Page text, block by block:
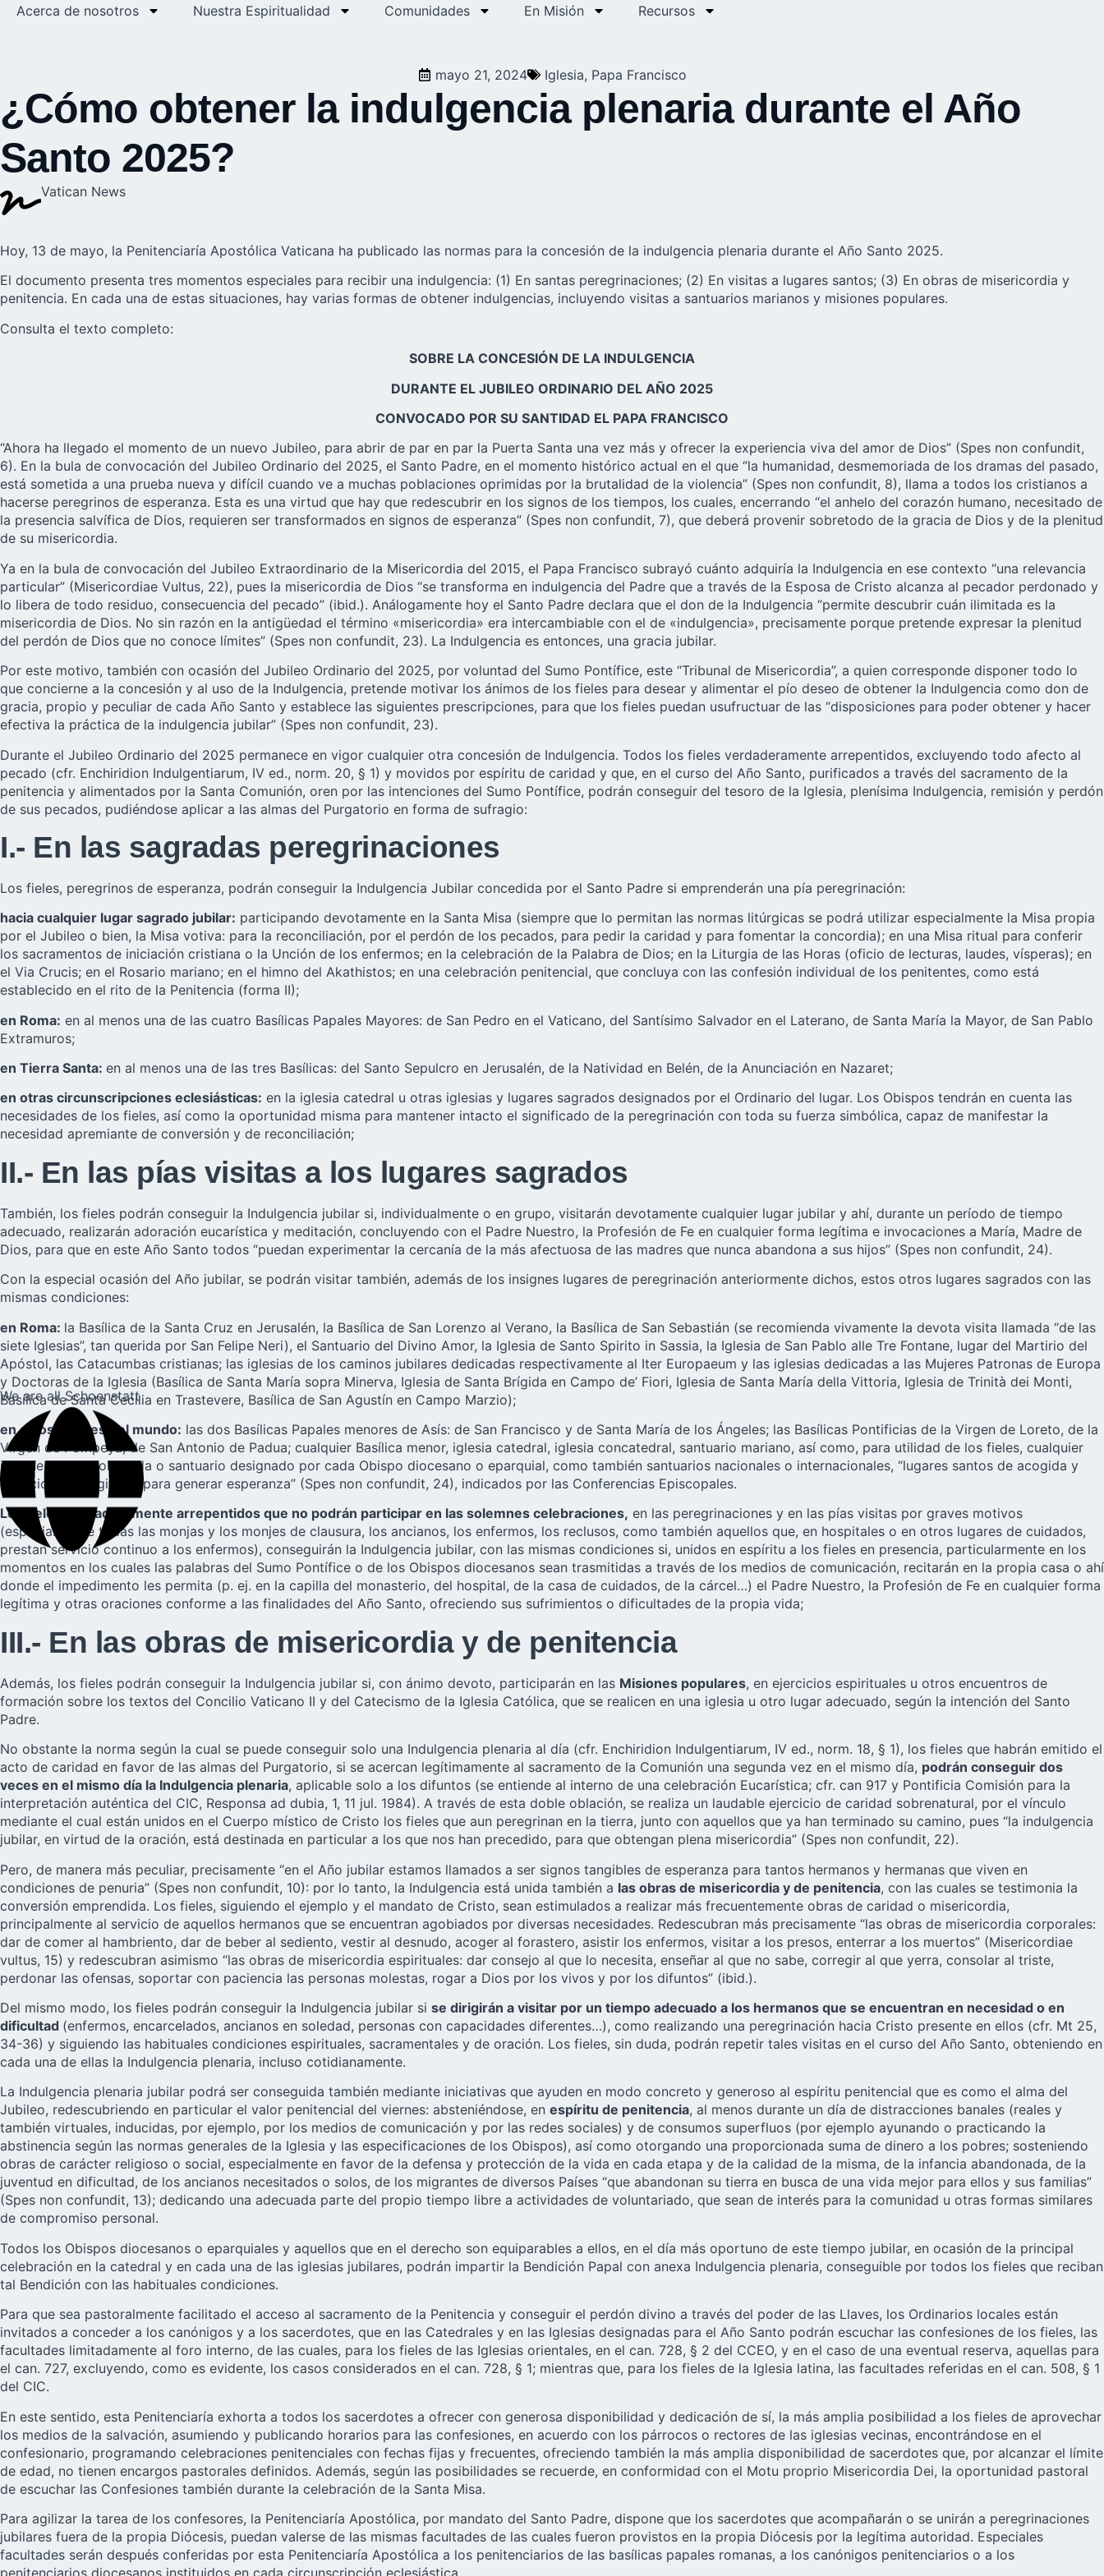
Acerca de nosotros Nuestra Espiritualidad Comunidades En Misión Recursos
mayo 21, 2024 Iglesia, Papa Francisco
¿Cómo obtener la indulgencia plenaria durante el Año
Santo 2025?
Vatican News
Hoy, 13 de mayo, la Penitenciaría Apostólica Vaticana ha publicado las normas para la concesión de la indulgencia plenaria durante el Año Santo 2025.
El documento presenta tres momentos especiales para recibir una indulgencia: (1) En santas peregrinaciones; (2) En visitas a lugares santos; (3) En obras de misericordia y
penitencia. En cada una de estas situaciones, hay varias formas de obtener indulgencias, incluyendo visitas a santuarios marianos y misiones populares.
Consulta el texto completo:
SOBRE LA CONCESIÓN DE LA INDULGENCIA
DURANTE EL JUBILEO ORDINARIO DEL AÑO 2025
CONVOCADO POR SU SANTIDAD EL PAPA FRANCISCO
“Ahora ha llegado el momento de un nuevo Jubileo, para abrir de par en par la Puerta Santa una vez más y ofrecer la experiencia viva del amor de Dios” (Spes non confundit,
6). En la bula de convocación del Jubileo Ordinario del 2025, el Santo Padre, en el momento histórico actual en el que “la humanidad, desmemoriada de los dramas del pasado,
está sometida a una prueba nueva y difícil cuando ve a muchas poblaciones oprimidas por la brutalidad de la violencia” (Spes non confundit, 8), llama a todos los cristianos a
hacerse peregrinos de esperanza. Esta es una virtud que hay que redescubrir en los signos de los tiempos, los cuales, encerrando “el anhelo del corazón humano, necesitado de
la presencia salvífica de Dios, requieren ser transformados en signos de esperanza” (Spes non confundit, 7), que deberá provenir sobretodo de la gracia de Dios y de la plenitud
de su misericordia.
Ya en la bula de convocación del Jubileo Extraordinario de la Misericordia del 2015, el Papa Francisco subrayó cuánto adquiría la Indulgencia en ese contexto “una relevancia
particular” (Misericordiae Vultus, 22), pues la misericordia de Dios “se transforma en indulgencia del Padre que a través de la Esposa de Cristo alcanza al pecador perdonado y
lo libera de todo residuo, consecuencia del pecado” (ibid.). Análogamente hoy el Santo Padre declara que el don de la Indulgencia “permite descubrir cuán ilimitada es la
misericordia de Dios. No sin razón en la antigüedad el término «misericordia» era intercambiable con el de «indulgencia», precisamente porque pretende expresar la plenitud
del perdón de Dios que no conoce límites” (Spes non confundit, 23). La Indulgencia es entonces, una gracia jubilar.
Por este motivo, también con ocasión del Jubileo Ordinario del 2025, por voluntad del Sumo Pontífice, este “Tribunal de Misericordia”, a quien corresponde disponer todo lo
que concierne a la concesión y al uso de la Indulgencia, pretende motivar los ánimos de los fieles para desear y alimentar el pío deseo de obtener la Indulgencia como don de
gracia, propio y peculiar de cada Año Santo y establece las siguientes prescripciones, para que los fieles puedan usufructuar de las “disposiciones para poder obtener y hacer
efectiva la práctica de la indulgencia jubilar” (Spes non confundit, 23).
Durante el Jubileo Ordinario del 2025 permanece en vigor cualquier otra concesión de Indulgencia. Todos los fieles verdaderamente arrepentidos, excluyendo todo afecto al
pecado (cfr. Enchiridion Indulgentiarum, IV ed., norm. 20, § 1) y movidos por espíritu de caridad y que, en el curso del Año Santo, purificados a través del sacramento de la
penitencia y alimentados por la Santa Comunión, oren por las intenciones del Sumo Pontífice, podrán conseguir del tesoro de la Iglesia, plenísima Indulgencia, remisión y perdón
de sus pecados, pudiéndose aplicar a las almas del Purgatorio en forma de sufragio:
I.- En las sagradas peregrinaciones
Los fieles, peregrinos de esperanza, podrán conseguir la Indulgencia Jubilar concedida por el Santo Padre si emprenderán una pía peregrinación:
hacia cualquier lugar sagrado jubilar: participando devotamente en la Santa Misa (siempre que lo permitan las normas litúrgicas se podrá utilizar especialmente la Misa propia
por el Jubileo o bien, la Misa votiva: para la reconciliación, por el perdón de los pecados, para pedir la caridad y para fomentar la concordia); en una Misa ritual para conferir
los sacramentos de iniciación cristiana o la Unción de los enfermos; en la celebración de la Palabra de Dios; en la Liturgia de las Horas (oficio de lecturas, laudes, vísperas); en
el Via Crucis; en el Rosario mariano; en el himno del Akathistos; en una celebración penitencial, que concluya con las confesión individual de los penitentes, como está
establecido en el rito de la Penitencia (forma II);
en Roma: en al menos una de las cuatro Basílicas Papales Mayores: de San Pedro en el Vaticano, del Santísimo Salvador en el Laterano, de Santa María la Mayor, de San Pablo
Extramuros;
en Tierra Santa: en al menos una de las tres Basílicas: del Santo Sepulcro en Jerusalén, de la Natividad en Belén, de la Anunciación en Nazaret;
en otras circunscripciones eclesiásticas: en la iglesia catedral u otras iglesias y lugares sagrados designados por el Ordinario del lugar. Los Obispos tendrán en cuenta las
necesidades de los fieles, así como la oportunidad misma para mantener intacto el significado de la peregrinación con toda su fuerza simbólica, capaz de manifestar la
necesidad apremiante de conversión y de reconciliación;
II.- En las pías visitas a los lugares sagrados
También, los fieles podrán conseguir la Indulgencia jubilar si, individualmente o en grupo, visitarán devotamente cualquier lugar jubilar y ahí, durante un período de tiempo
adecuado, realizarán adoración eucarística y meditación, concluyendo con el Padre Nuestro, la Profesión de Fe en cualquier forma legítima e invocaciones a María, Madre de
Dios, para que en este Año Santo todos “puedan experimentar la cercanía de la más afectuosa de las madres que nunca abandona a sus hijos” (Spes non confundit, 24).
Con la especial ocasión del Año jubilar, se podrán visitar también, además de los insignes lugares de peregrinación anteriormente dichos, estos otros lugares sagrados con las
mismas condiciones:
en Roma: la Basílica de la Santa Cruz en Jerusalén, la Basílica de San Lorenzo al Verano, la Basílica de San Sebastián (se recomienda vivamente la devota visita llamada “de las
siete Iglesias”, tan querida por San Felipe Neri), el Santuario del Divino Amor, la Iglesia de Santo Spirito in Sassia, la Iglesia de San Pablo alle Tre Fontane, lugar del Martirio del
Apóstol, las Catacumbas cristianas; las iglesias de los caminos jubilares dedicadas respectivamente al Iter Europaeum y las iglesias dedicadas a las Mujeres Patronas de Europa
y Doctoras de la Iglesia (Basílica de Santa María sopra Minerva, Iglesia de Santa Brígida en Campo de’ Fiori, Iglesia de Santa María della Vittoria, Iglesia de Trinità dei Monti,
Basílica de Santa Cecilia en Trastevere, Basílica de San Agustín en Campo Marzio);
en otros lugares del mundo: las dos Basílicas Papales menores de Asís: de San Francisco y de Santa María de los Ángeles; las Basílicas Pontificias de la Virgen de Loreto, de la
Virgen de Pompeya, de San Antonio de Padua; cualquier Basílica menor, iglesia catedral, iglesia concatedral, santuario mariano, así como, para utilidad de los fieles, cualquier
insigne iglesia colegiada o santuario designado por cada Obispo diocesano o eparquial, como también santuarios nacionales o internacionales, “lugares santos de acogida y
espacios privilegiados para generar esperanza” (Spes non confundit, 24), indicados por las Conferencias Episcopales.
Los fieles verdaderamente arrepentidos que no podrán participar en las solemnes celebraciones, en las peregrinaciones y en las pías visitas por graves motivos
(especialmente todas las monjas y los monjes de clausura, los ancianos, los enfermos, los reclusos, como también aquellos que, en hospitales o en otros lugares de cuidados,
prestan servicio continuo a los enfermos), conseguirán la Indulgencia jubilar, con las mismas condiciones si, unidos en espíritu a los fieles en presencia, particularmente en los
momentos en los cuales las palabras del Sumo Pontífice o de los Obispos diocesanos sean trasmitidas a través de los medios de comunicación, recitarán en la propia casa o ahí
donde el impedimento les permita (p. ej. en la capilla del monasterio, del hospital, de la casa de cuidados, de la cárcel…) el Padre Nuestro, la Profesión de Fe en cualquier forma
legítima y otras oraciones conforme a las finalidades del Año Santo, ofreciendo sus sufrimientos o dificultades de la propia vida;
III.- En las obras de misericordia y de penitencia
Además, los fieles podrán conseguir la Indulgencia jubilar si, con ánimo devoto, participarán en las Misiones populares, en ejercicios espirituales u otros encuentros de
formación sobre los textos del Concilio Vaticano II y del Catecismo de la Iglesia Católica, que se realicen en una iglesia u otro lugar adecuado, según la intención del Santo
Padre.
No obstante la norma según la cual se puede conseguir solo una Indulgencia plenaria al día (cfr. Enchiridion Indulgentiarum, IV ed., norm. 18, § 1), los fieles que habrán emitido el
acto de caridad en favor de las almas del Purgatorio, si se acercan legítimamente al sacramento de la Comunión una segunda vez en el mismo día, podrán conseguir dos
veces en el mismo día la Indulgencia plenaria, aplicable solo a los difuntos (se entiende al interno de una celebración Eucarística; cfr. can 917 y Pontificia Comisión para la
interpretación auténtica del CIC, Responsa ad dubia, 1, 11 jul. 1984). A través de esta doble oblación, se realiza un laudable ejercicio de caridad sobrenatural, por el vínculo
mediante el cual están unidos en el Cuerpo místico de Cristo los fieles que aun peregrinan en la tierra, junto con aquellos que ya han terminado su camino, pues “la indulgencia
jubilar, en virtud de la oración, está destinada en particular a los que nos han precedido, para que obtengan plena misericordia” (Spes non confundit, 22).
Pero, de manera más peculiar, precisamente “en el Año jubilar estamos llamados a ser signos tangibles de esperanza para tantos hermanos y hermanas que viven en
condiciones de penuria” (Spes non confundit, 10): por lo tanto, la Indulgencia está unida también a las obras de misericordia y de penitencia, con las cuales se testimonia la
conversión emprendida. Los fieles, siguiendo el ejemplo y el mandato de Cristo, sean estimulados a realizar más frecuentemente obras de caridad o misericordia,
principalmente al servicio de aquellos hermanos que se encuentran agobiados por diversas necesidades. Redescubran más precisamente “las obras de misericordia corporales:
dar de comer al hambriento, dar de beber al sediento, vestir al desnudo, acoger al forastero, asistir los enfermos, visitar a los presos, enterrar a los muertos” (Misericordiae
vultus, 15) y redescubran asimismo “las obras de misericordia espirituales: dar consejo al que lo necesita, enseñar al que no sabe, corregir al que yerra, consolar al triste,
perdonar las ofensas, soportar con paciencia las personas molestas, rogar a Dios por los vivos y por los difuntos” (ibid.).
Del mismo modo, los fieles podrán conseguir la Indulgencia jubilar si se dirigirán a visitar por un tiempo adecuado a los hermanos que se encuentran en necesidad o en
dificultad (enfermos, encarcelados, ancianos en soledad, personas con capacidades diferentes…), como realizando una peregrinación hacia Cristo presente en ellos (cfr. Mt 25,
34-36) y siguiendo las habituales condiciones espirituales, sacramentales y de oración. Los fieles, sin duda, podrán repetir tales visitas en el curso del Año Santo, obteniendo en
cada una de ellas la Indulgencia plenaria, incluso cotidianamente.
La Indulgencia plenaria jubilar podrá ser conseguida también mediante iniciativas que ayuden en modo concreto y generoso al espíritu penitencial que es como el alma del
Jubileo, redescubriendo en particular el valor penitencial del viernes: absteniéndose, en espíritu de penitencia, al menos durante un día de distracciones banales (reales y
también virtuales, inducidas, por ejemplo, por los medios de comunicación y por las redes sociales) y de consumos superfluos (por ejemplo ayunando o practicando la
abstinencia según las normas generales de la Iglesia y las especificaciones de los Obispos), así como otorgando una proporcionada suma de dinero a los pobres; sosteniendo
obras de carácter religioso o social, especialmente en favor de la defensa y protección de la vida en cada etapa y de la calidad de la misma, de la infancia abandonada, de la
juventud en dificultad, de los ancianos necesitados o solos, de los migrantes de diversos Países “que abandonan su tierra en busca de una vida mejor para ellos y sus familias”
(Spes non confundit, 13); dedicando una adecuada parte del propio tiempo libre a actividades de voluntariado, que sean de interés para la comunidad u otras formas similares
de compromiso personal.
Todos los Obispos diocesanos o eparquiales y aquellos que en el derecho son equiparables a ellos, en el día más oportuno de este tiempo jubilar, en ocasión de la principal
celebración en la catedral y en cada una de las iglesias jubilares, podrán impartir la Bendición Papal con anexa Indulgencia plenaria, conseguible por todos los fieles que reciban
tal Bendición con las habituales condiciones.
Para que sea pastoralmente facilitado el acceso al sacramento de la Penitencia y conseguir el perdón divino a través del poder de las Llaves, los Ordinarios locales están
invitados a conceder a los canónigos y a los sacerdotes, que en las Catedrales y en las Iglesias designadas para el Año Santo podrán escuchar las confesiones de los fieles, las
facultades limitadamente al foro interno, de las cuales, para los fieles de las Iglesias orientales, en el can. 728, § 2 del CCEO, y en el caso de una eventual reserva, aquellas para
el can. 727, excluyendo, como es evidente, los casos considerados en el can. 728, § 1; mientras que, para los fieles de la Iglesia latina, las facultades referidas en el can. 508, § 1
del CIC.
En este sentido, esta Penitenciaría exhorta a todos los sacerdotes a ofrecer con generosa disponibilidad y dedicación de sí, la más amplia posibilidad a los fieles de aprovechar
los medios de la salvación, asumiendo y publicando horarios para las confesiones, en acuerdo con los párrocos o rectores de las iglesias vecinas, encontrándose en el
confesionario, programando celebraciones penitenciales con fechas fijas y frecuentes, ofreciendo también la más amplia disponibilidad de sacerdotes que, por alcanzar el límite
de edad, no tienen encargos pastorales definidos. Además, según las posibilidades se recuerde, en conformidad con el Motu proprio Misericordia Dei, la oportunidad pastoral
de escuchar las Confesiones también durante la celebración de la Santa Misa.
Para agilizar la tarea de los confesores, la Penitenciaría Apostólica, por mandato del Santo Padre, dispone que los sacerdotes que acompañarán o se unirán a peregrinaciones
jubilares fuera de la propia Diócesis, puedan valerse de las mismas facultades de las cuales fueron provistos en la propia Diócesis por la legítima autoridad. Especiales
facultades serán después conferidas por esta Penitenciaría Apostólica a los penitenciarios de las basílicas papales romanas, a los canónigos penitenciarios o a los
penitenciarios diocesanos instituidos en cada circunscripción eclesiástica.
We are all Schoenstatt